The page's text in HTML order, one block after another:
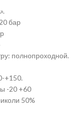
бар
полнопроходной.
+150.
-20 +60
50%